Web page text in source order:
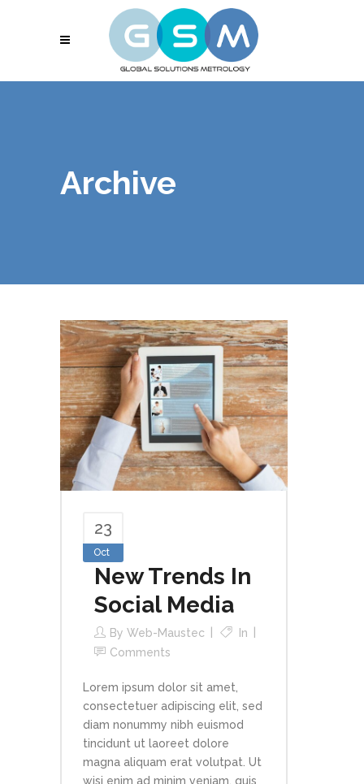
Archive
23
Oct
New Trends In
Social Media
By Web-Maustec
In
Comments
Lorem ipsum dolor sit amet,
consectetuer adipiscing elit, sed
diam nonummy nibh euismod
tincidunt ut laoreet dolore
magna aliquam erat volutpat. Ut
wisi enim ad minim veniam, quis